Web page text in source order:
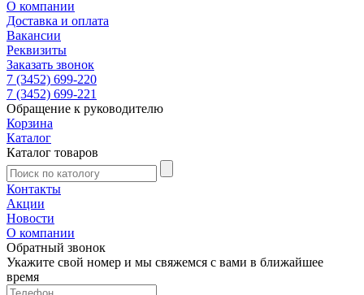
О компании
Доставка и оплата
Вакансии
Реквизиты
Заказать звонок
7 (3452) 699-220
7 (3452) 699-221
Обращение к руководителю
Корзина
Каталог
Каталог товаров
Контакты
Акции
Новости
О компании
Обратный звонок
Укажите свой номер и мы свяжемся с вами в ближайшее
время